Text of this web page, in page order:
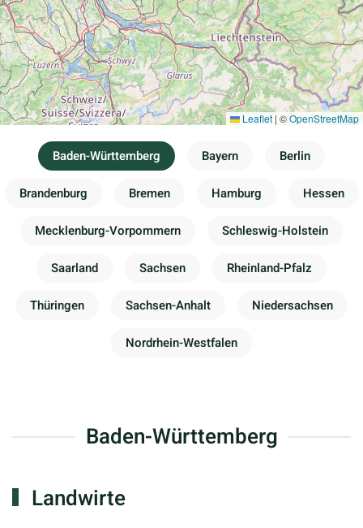
Leaflet | ©OpenStreetMap
Baden-Württemberg Bayern Berlin
Brandenburg Bremen Hamburg Hessen
Mecklenburg-Vorpommern Schleswig-Holstein
Saarland Sachsen Rheinland-Pfalz
Thüringen Sachsen-Anhalt Niedersachsen
Nordrhein-Westfalen
Baden-Württemberg
Landwirte